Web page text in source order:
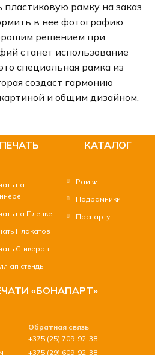
рамку на заказ
в нее фотографию
решением при
станет использование
специальная рамка из
создаст гармонию
и общим дизайном.
ПЕЧАТЬ
на
на Пленке
Плакатов
Стикеров
ап стенды
КАТАЛОГ
Рамки
Подрамники
Паспарту
«БОНАПАРТ»
Обратная связь
+375 (25) 709-92-38
+375 (29) 609-92-38